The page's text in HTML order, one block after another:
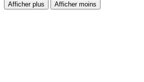
Afficher plus Afficher moins